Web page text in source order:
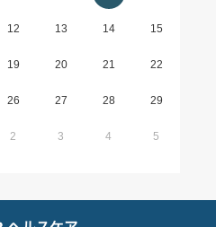
12 13 14 15
19 20 21 22
26 27 28 29
2 3 4 5